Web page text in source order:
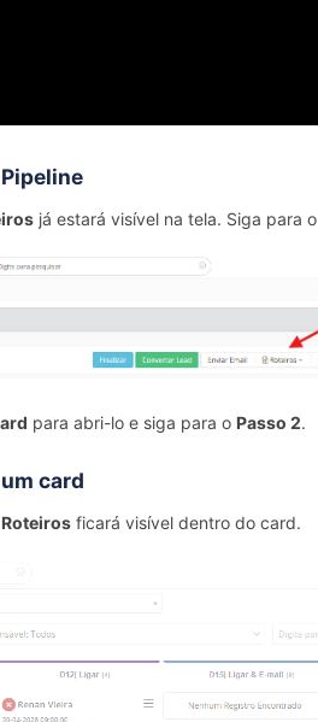
já estará visível na tela. Siga para o
para abri-lo e siga para o Passo 2.
card
Roteiros ficará visível dentro do card.